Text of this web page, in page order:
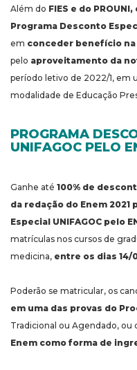
Além do FIES e do
Programa Desconto
em conceder benefício
pelo aproveitamento da
período letivo de 2022/1, em
modalidade de Educação
PROGRAMA
UNIFAGOC PELO
Ganhe até 100% de
da redação do Enem
Especial UNIFAGOC pelo
matrículas nos cursos de
medicina, entre os dias 14/
Poderão se matricular, os
em uma das provas do
Tradicional ou Agendado, ou
Enem como forma de